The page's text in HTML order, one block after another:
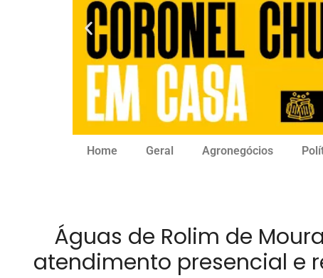
Home Geral Agronegócios
Águas de Rolim de
atendimento presencial e